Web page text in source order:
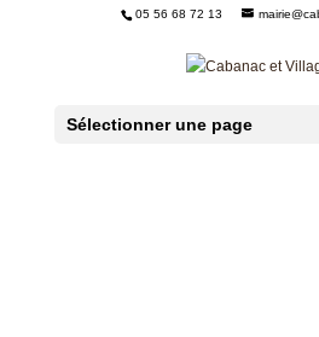
05 56 68 72 13
Sélectionner une page